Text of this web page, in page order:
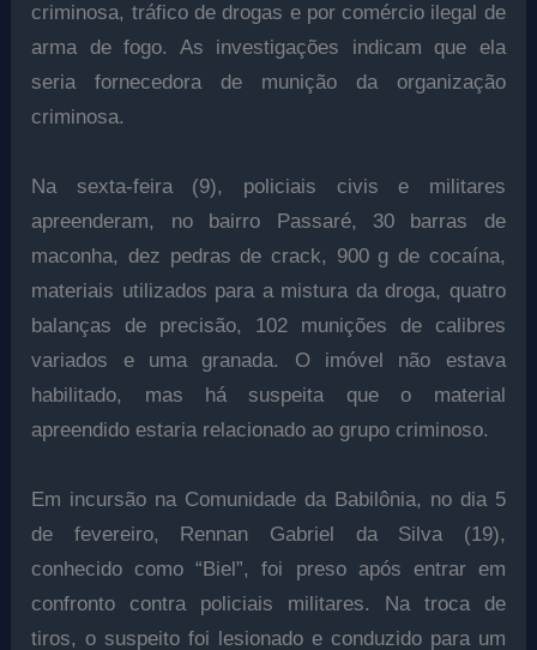
criminosa, tráfico de drogas e por comércio ilegal de
arma de fogo. As investigações indicam que ela
seria fornecedora de munição da organização
criminosa.
Na sexta-feira (9), policiais civis e militares
apreenderam, no bairro Passaré, 30 barras de
maconha, dez pedras de crack, 900 g de cocaína,
materiais utilizados para a mistura da droga, quatro
balanças de precisão, 102 munições de calibres
variados e uma granada. O imóvel não estava
habilitado, mas há suspeita que o material
apreendido estaria relacionado ao grupo criminoso.
Em incursão na Comunidade da Babilônia, no dia 5
de fevereiro, Rennan Gabriel da Silva (19),
conhecido como “Biel”, foi preso após entrar em
confronto contra policiais militares. Na troca de
tiros, o suspeito foi lesionado e conduzido para um